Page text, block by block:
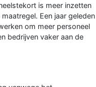
is meer inzetten
Een jaar geleden
om meer personeel
bedrijven vaker aan de